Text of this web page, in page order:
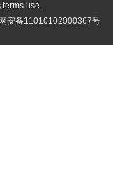
terms use.
安备11010102000367号